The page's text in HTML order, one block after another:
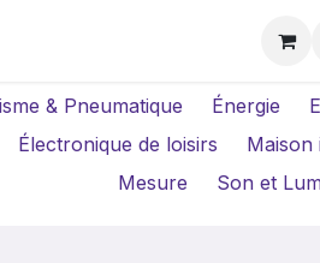
Location
& Pneumatique Énergie
Électronique de loisirs Maison
Mesure
Son et